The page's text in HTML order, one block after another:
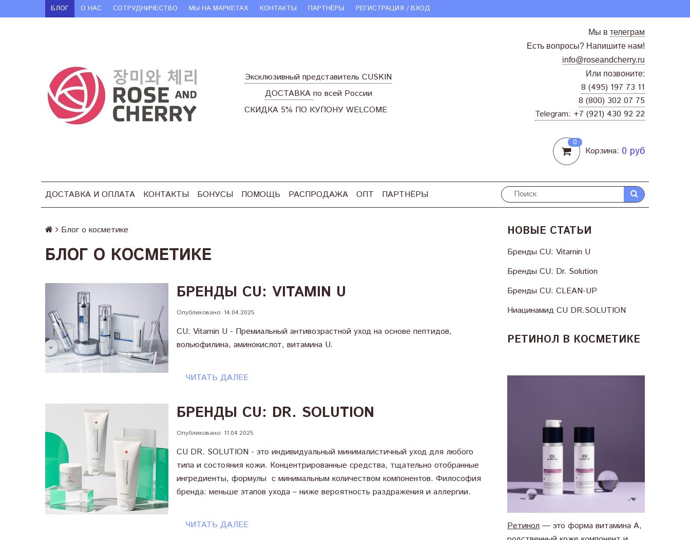
БЛОГ О НАС СОТРУДНИЧЕСТВО МЫ НА МАРКЕТАХ КОНТАКТЫ ПАРТНЁРЫ РЕГИСТРАЦИЯ / ВХОД
Эксклюзивный представитель CUSKIN
ДОСТАВКА по всей России
СКИДКА 5% ПО КУПОНУ WELCOME
Мы в телеграм
Есть вопросы? Напишите нам!
info@roseandcherry.ru
Или позвоните:
8 (495) 197 73 11
8 (800) 302 07 75
Telegram: +7 (921) 430 92 22
0
Корзина: 0 руб
ДОСТАВКА И ОПЛАТА КОНТАКТЫ БОНУСЫ ПОМОЩЬ РАСПРОДАЖА ОПТ ПАРТНЁРЫ
НОВЫЕ СТАТЬИ
Бренды CU: Vitamin U
Бренды CU: Dr. Solution
Бренды CU: CLEAN-UP
Ниацинамид CU DR.SOLUTION
РЕТИНОЛ В КОСМЕТИКЕ
Ретинол — это форма витамина А,
Блог о косметике
БЛОГ О КОСМЕТИКЕ
БРЕНДЫ CU: VITAMIN U
Опубликовано: 14.04.2025
CU: Vitamin U - Премиальный антивозрастной уход на основе пептидов,
вольюфилина, аминокислот, витамина U.
ЧИТАТЬ ДАЛЕЕ
БРЕНДЫ CU: DR. SOLUTION
Опубликовано: 11.04.2025
CU DR. SOLUTION - это индивидуальный минималистичный уход для любого
типа и состояния кожи. Концентрированные средства, тщательно отобранные
ингредиенты, формулы с минимальным количеством компонентов. Философия
бренда: меньше этапов ухода – ниже вероятность раздражения и аллергии.
ЧИТАТЬ ДАЛЕЕ